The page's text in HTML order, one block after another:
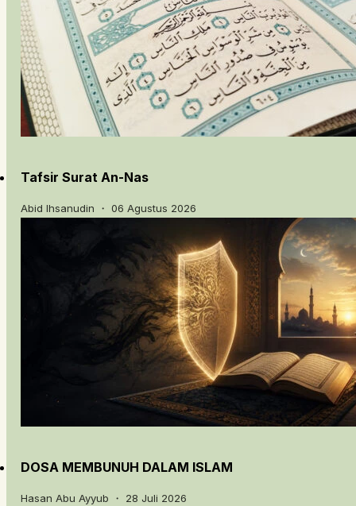
Tafsir Surat An-Nas
Abid Ihsanudin ・ 06 Agustus 2026
DOSA MEMBUNUH DALAM ISLAM
Hasan Abu Ayyub ・ 28 Juli 2026